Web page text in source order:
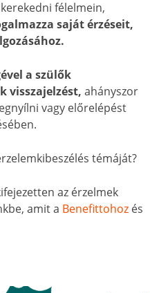
félelmein,
saját érzéseit,
a szülők
visszajelzést, ahányszor
vagy előrelépést
témáját?
az érzelmek
amit a Benefittohozés